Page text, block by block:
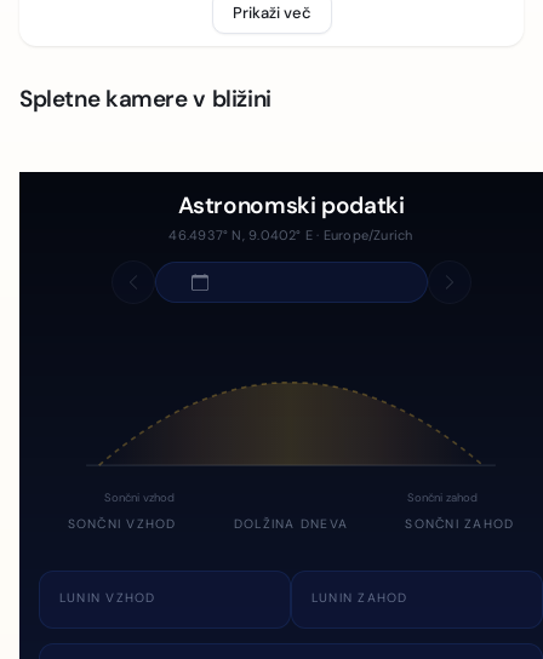
Prikaži več
Spletne kamere v bližini
Astronomski podatki
46.4937° N, 9.0402° E · Europe/Zurich
Sončni vzhod Sončni zahod
SONČNI VZHOD DOLŽINA DNEVA SONČNI ZAHOD
LUNIN VZHOD LUNIN ZAHOD